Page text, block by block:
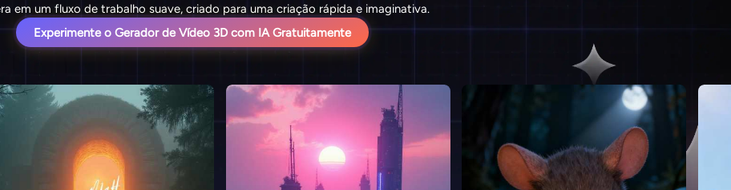
em um fluxo de trabalho suave, criado para uma criação rápida e imaginativa.
Experimente o Gerador de Vídeo 3D com IA Gratuitamente